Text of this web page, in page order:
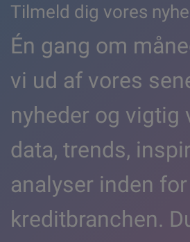
Tilmeld dig vores
Én gang om
vi ud af vores
nyheder og vigtig
data, trends,
analyser inden for
kreditbranchen.